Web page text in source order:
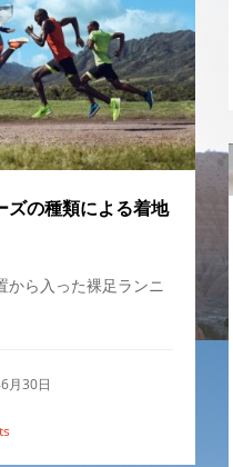
ズの種類による着地
から入った裸足ランニ
月30日